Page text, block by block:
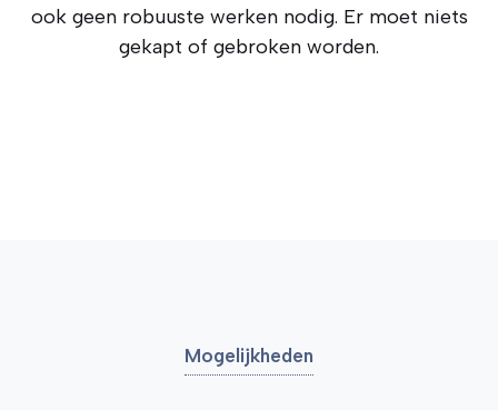
ook geen robuuste werken nodig. Er moet niets
gekapt of gebroken worden.
Mogelijkheden